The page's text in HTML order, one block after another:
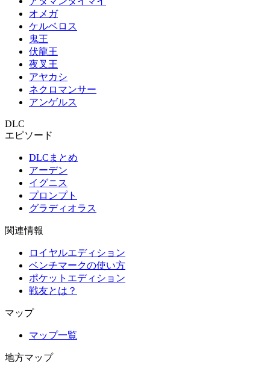
オメガ
ケルベロス
鬼王
伏龍王
夜叉王
アヤカシ
ネクロマンサー
アンゲルス
DLC
エピソード
DLCまとめ
アーデン
イグニス
プロンプト
グラディオラス
関連情報
ロイヤルエディション
ベンチマークの使い方
ポケットエディション
戦友とは？
マップ
マップ一覧
地方マップ